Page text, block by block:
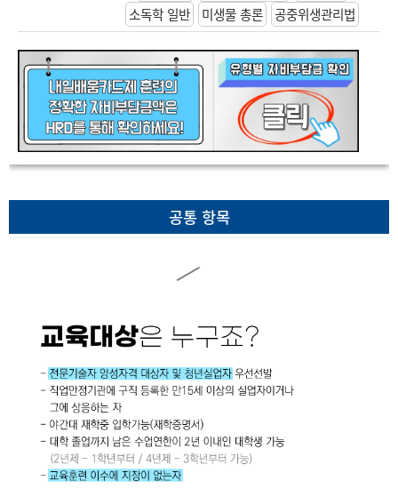
소독학 일반
미생물 총론 공중위생관리법
공통 항목